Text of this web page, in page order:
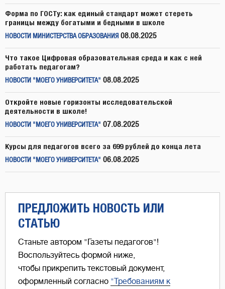
Форма по ГОСТу: как единый стандарт может стереть
границы между богатыми и бедными в школе
НОВОСТИ МИНИСТЕРСТВА ОБРАЗОВАНИЯ 08.08.2025
Что такое Цифровая образовательная среда и как с ней
работать педагогам?
НОВОСТИ "МОЕГО УНИВЕРСИТЕТА" 08.08.2025
Откройте новые горизонты исследовательской
деятельности в школе!
НОВОСТИ "МОЕГО УНИВЕРСИТЕТА" 07.08.2025
Курсы для педагогов всего за 699 рублей до конца лета
НОВОСТИ "МОЕГО УНИВЕРСИТЕТА" 06.08.2025
ПРЕДЛОЖИТЬ НОВОСТЬ ИЛИ
СТАТЬЮ
Станьте автором "Газеты педагогов"!
Воспользуйтесь формой ниже,
чтобы прикрепить текстовый документ,
оформленный согласно "Требованиям к